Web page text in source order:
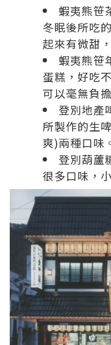
蝦夷熊笹
冬眠後所吃
起來有微甜
蝦夷熊笹
蛋糕，好吃
可以毫無負
登別地產
所製作的生
爽)兩種口味
登別葫蘆
很多口味，